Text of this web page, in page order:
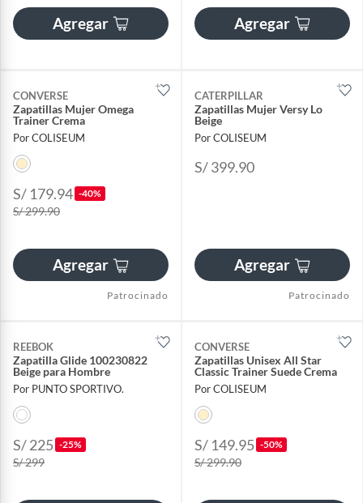
Agregar Agregar
CONVERSE
Zapatillas Mujer Omega
Trainer Crema
Por COLISEUM
S/ 179.94 -40%
S/ 299.90
Agregar
Patrocinado
CATERPILLAR
Zapatillas Mujer Versy Lo
Beige
Por COLISEUM
S/ 399.90
Agregar
Patrocinado
REEBOK
Zapatilla Glide 100230822
Beige para Hombre
Por PUNTO SPORTIVO.
S/ 225 -25%
S/ 299
CONVERSE
Zapatillas Unisex All Star
Classic Trainer Suede Crema
Por COLISEUM
S/ 149.95 -50%
S/ 299.90